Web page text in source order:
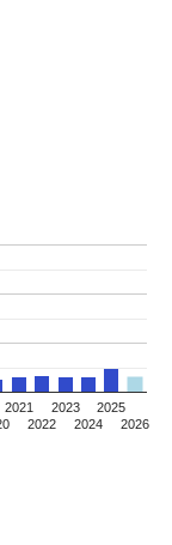
2021
2022
2023
2024
2025
2026